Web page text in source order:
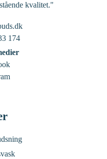
kvalitet."
174